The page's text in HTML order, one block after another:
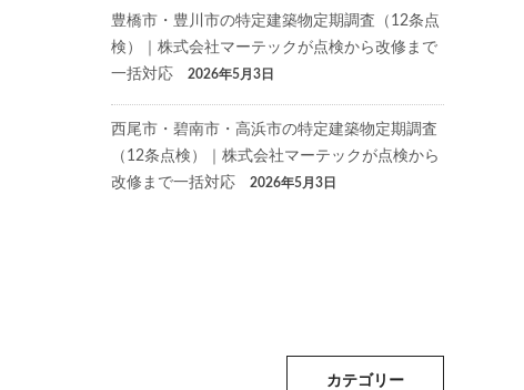
豊橋市・豊川市の特定建築物定期調査（12条点
検）｜株式会社マーテックが点検から改修まで
一括対応
2026年5月3日
西尾市・碧南市・高浜市の特定建築物定期調査
（12条点検）｜株式会社マーテックが点検から
改修まで一括対応
2026年5月3日
カテゴリー